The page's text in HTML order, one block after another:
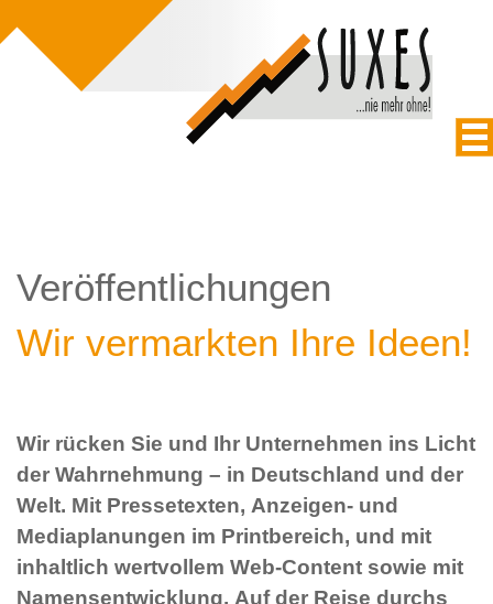
Veröffentlichungen
Wir vermarkten Ihre Ideen!
Wir rücken Sie und Ihr Unternehmen ins Licht
der Wahrnehmung – in Deutschland und der
Welt. Mit Pressetexten, Anzeigen- und
Mediaplanungen im Printbereich, und mit
inhaltlich wertvollem Web-Content sowie mit
Namensentwicklung. Auf der Reise durchs